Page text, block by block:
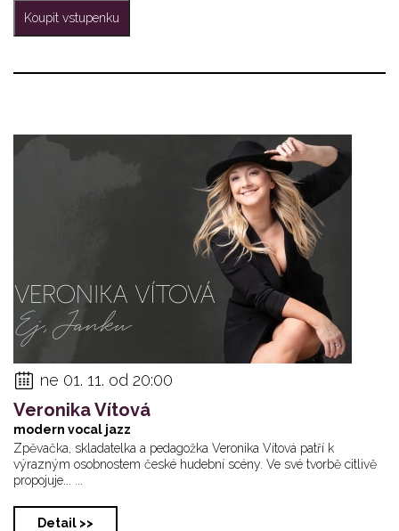
Koupit vstupenku
ne 01. 11. od 20:00
Veronika Vítová
modern vocal jazz
Zpěvačka, skladatelka a pedagožka Veronika Vítová patří k
výrazným osobnostem české hudební scény. Ve své tvorbě citlivě
propojuje... ...
Detail >>